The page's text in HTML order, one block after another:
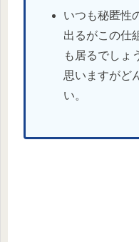
いつも秘匿性
出るがこの仕
も居るでしょ
思いますがど
い。